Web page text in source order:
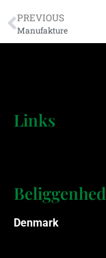
PREVIOUS
Manufakture
Links
Beliggenhed
Denmark